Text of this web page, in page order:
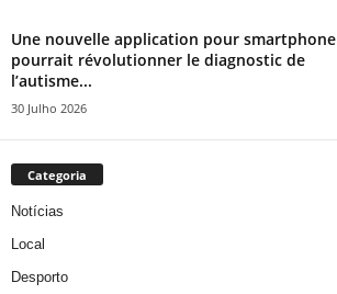
Une nouvelle application pour smartphone
pourrait révolutionner le diagnostic de
l’autisme...
30 Julho 2026
Categoria
Notícias
Local
Desporto